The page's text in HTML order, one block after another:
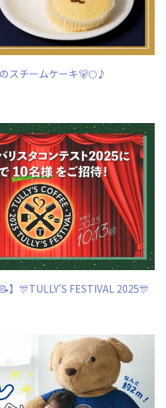
スチームケーキ🐻🌕♪
】🎊TULLY'S FESTIVAL 2025🎊